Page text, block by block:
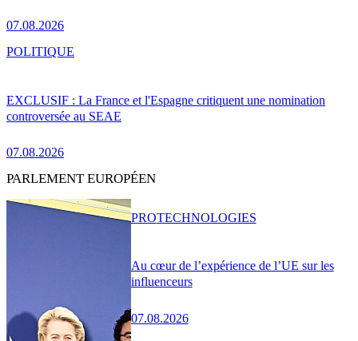
07.08.2026
EXCLUSIF : La France et l'Espagne critiquent une nomination
controversée au SEAE
07.08.2026
POLITIQUE
PARLEMENT EUROPÉEN
Au cœur de l’expérience de l’UE sur les
influenceurs
07.08.2026
PROTECHNOLOGIES